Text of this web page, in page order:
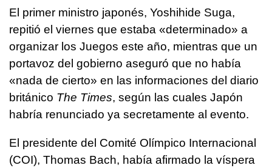
El primer ministro japonés, Yoshihide Suga,
repitió el viernes que estaba «determinado» a
organizar los Juegos este año, mientras que un
portavoz del gobierno aseguró que no había
«nada de cierto» en las informaciones del diario
británico The Times, según las cuales Japón
habría renunciado ya secretamente al evento.
El presidente del Comité Olímpico Internacional
(COI), Thomas Bach, había afirmado la víspera